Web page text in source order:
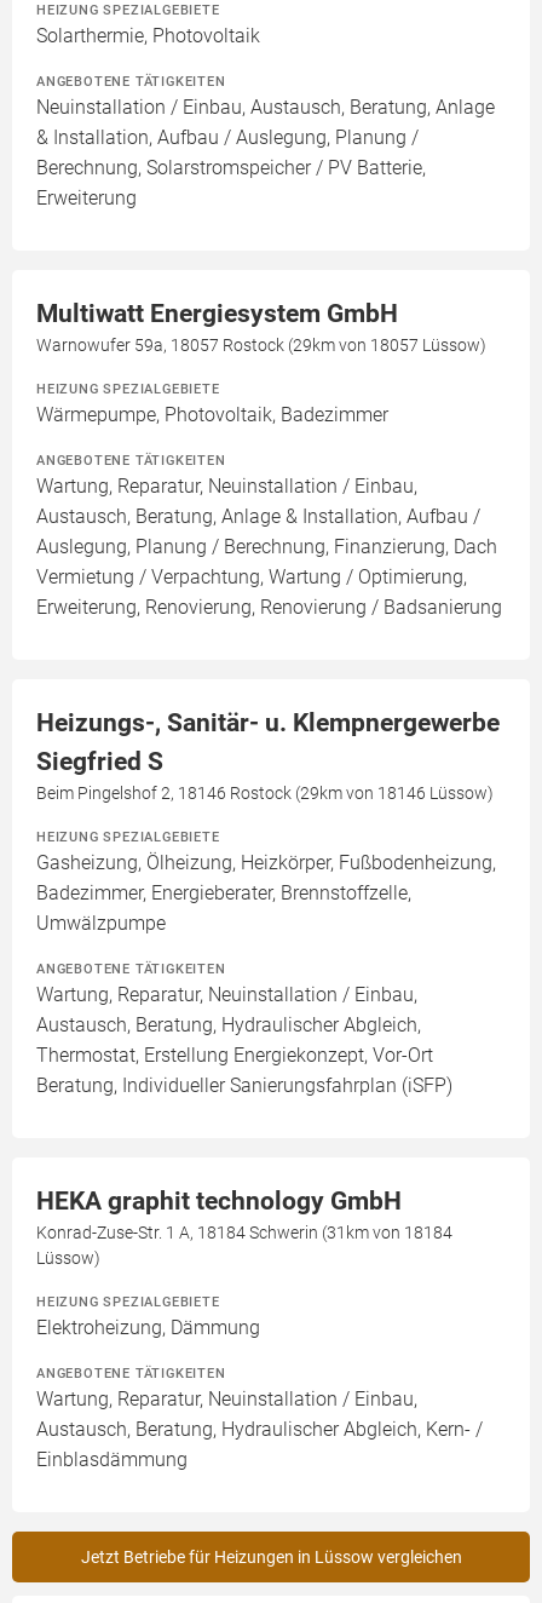
HEIZUNG SPEZIALGEBIETE
Solarthermie, Photovoltaik
ANGEBOTENE TÄTIGKEITEN
Neuinstallation / Einbau, Austausch, Beratung, Anlage
& Installation, Aufbau / Auslegung, Planung /
Berechnung, Solarstromspeicher / PV Batterie,
Erweiterung
Multiwatt Energiesystem GmbH
Warnowufer 59a, 18057 Rostock (29km von 18057 Lüssow)
HEIZUNG SPEZIALGEBIETE
Wärmepumpe, Photovoltaik, Badezimmer
ANGEBOTENE TÄTIGKEITEN
Wartung, Reparatur, Neuinstallation / Einbau,
Austausch, Beratung, Anlage & Installation, Aufbau /
Auslegung, Planung / Berechnung, Finanzierung, Dach
Vermietung / Verpachtung, Wartung / Optimierung,
Erweiterung, Renovierung, Renovierung / Badsanierung
Heizungs-, Sanitär- u. Klempnergewerbe
Siegfried S
Beim Pingelshof 2, 18146 Rostock (29km von 18146 Lüssow)
HEIZUNG SPEZIALGEBIETE
Gasheizung, Ölheizung, Heizkörper, Fußbodenheizung,
Badezimmer, Energieberater, Brennstoffzelle,
Umwälzpumpe
ANGEBOTENE TÄTIGKEITEN
Wartung, Reparatur, Neuinstallation / Einbau,
Austausch, Beratung, Hydraulischer Abgleich,
Thermostat, Erstellung Energiekonzept, Vor-Ort
Beratung, Individueller Sanierungsfahrplan (iSFP)
HEKA graphit technology GmbH
Konrad-Zuse-Str. 1 A, 18184 Schwerin (31km von 18184
Lüssow)
HEIZUNG SPEZIALGEBIETE
Elektroheizung, Dämmung
ANGEBOTENE TÄTIGKEITEN
Wartung, Reparatur, Neuinstallation / Einbau,
Austausch, Beratung, Hydraulischer Abgleich, Kern- /
Einblasdämmung
Jetzt Betriebe für Heizungen in Lüssow vergleichen